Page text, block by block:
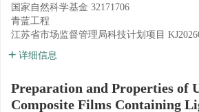
国家自然科学基金 32171706
青蓝工程
江苏省市场监督管理局科技计划项目
详细信息
Preparation and Properties of
Composite Films Containing